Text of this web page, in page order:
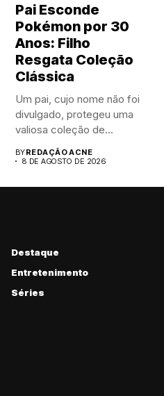
Pai Esconde
Pokémon por 30
Anos: Filho
Resgata Coleção
Clássica
Um pai, cujo nome não foi
divulgado, protegeu uma
valiosa coleção de...
BYREDAÇÃO ACNE
8 DE AGOSTO DE 2026
Destaque
Entretenimento
Séries